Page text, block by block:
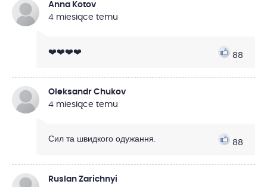
Anna Kotov
4 miesiące temu
❤️❤️❤️❤️ 88
Oleksandr Chukov
4 miesiące temu
Сил та швидкого одужання. 88
Ruslan Zarichnyi